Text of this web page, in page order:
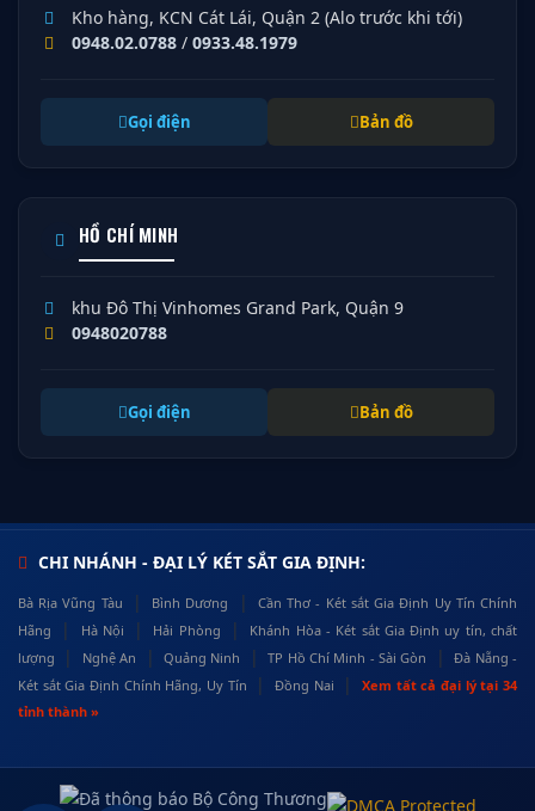
Kho hàng, KCN Cát Lái, Quận 2 (Alo trước khi tới)
0948.02.0788 / 0933.48.1979
Gọi điện Bản đồ
HỒ CHÍ MINH
khu Đô Thị Vinhomes Grand Park, Quận 9
0948020788
Gọi điện Bản đồ
CHI NHÁNH - ĐẠI LÝ KÉT SẮT GIA ĐỊNH:
Bà Rịa Vũng Tàu | Bình Dương |
Cần Thơ - Két sắt Gia Định Uy Tín Chính
Hãng
| Hà Nội | Hải Phòng |
Khánh Hòa - Két sắt Gia Định uy tín, chất
lượng
| Nghệ An | Quảng Ninh | TP Hồ Chí Minh - Sài Gòn |
Đà Nẵng -
Két sắt Gia Định Chính Hãng, Uy Tín
| Đồng Nai |
Xem tất cả đại lý tại 34
tỉnh thành »